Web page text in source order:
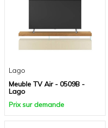
Lago
Meuble TV Air - 0509B -
Lago
Prix sur demande